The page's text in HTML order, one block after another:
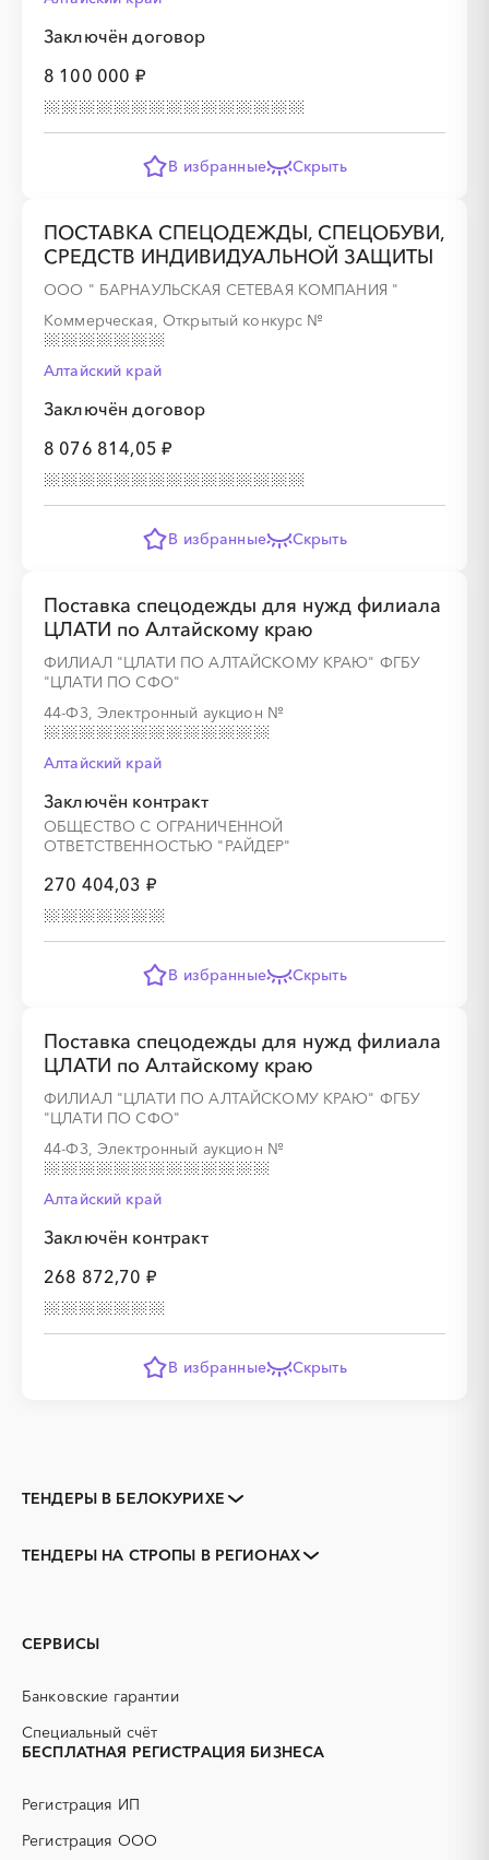
Заключён договор
8 100 000 ₽
В избранные Скрыть
ПОСТАВКА СПЕЦОДЕЖДЫ, СПЕЦОБУВИ,
СРЕДСТВ ИНДИВИДУАЛЬНОЙ ЗАЩИТЫ
ООО " БАРНАУЛЬСКАЯ СЕТЕВАЯ КОМПАНИЯ "
Коммерческая, Открытый конкурс №
Алтайский край
Заключён договор
8 076 814,05 ₽
В избранные Скрыть
Поставка спецодежды для нужд филиала
ЦЛАТИ по Алтайскому краю
ФИЛИАЛ "ЦЛАТИ ПО АЛТАЙСКОМУ КРАЮ" ФГБУ
"ЦЛАТИ ПО СФО"
44-ФЗ, Электронный аукцион №
Алтайский край
Заключён контракт
ОБЩЕСТВО С ОГРАНИЧЕННОЙ
ОТВЕТСТВЕННОСТЬЮ "РАЙДЕР"
270 404,03 ₽
В избранные Скрыть
Поставка спецодежды для нужд филиала
ЦЛАТИ по Алтайскому краю
ФИЛИАЛ "ЦЛАТИ ПО АЛТАЙСКОМУ КРАЮ" ФГБУ
"ЦЛАТИ ПО СФО"
44-ФЗ, Электронный аукцион №
Алтайский край
Заключён контракт
268 872,70 ₽
В избранные Скрыть
ТЕНДЕРЫ В БЕЛОКУРИХЕ
Тендеры заводов
1С
PR
АЭС
активные добавки)
ТЕНДЕРЫ НА СТРОПЫ В РЕГИОНАХ
Новоалтайск
СЕРВИСЫ
Банковские гарантии
Специальный счёт
БЕСПЛАТНАЯ РЕГИСТРАЦИЯ БИЗНЕСА
Регистрация ИП
Регистрация ООО